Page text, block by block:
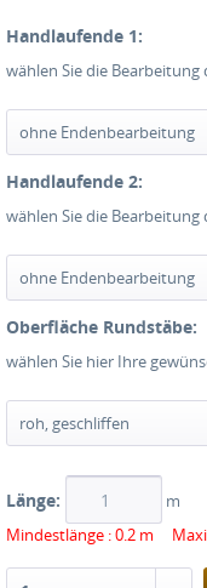
Handlaufende 1:
wählen Sie die
Handlaufende 2:
wählen Sie die
Oberfläche Rundstäbe:
wählen Sie hier Ihre
Länge:
m
Mindestlänge : 0.2 m